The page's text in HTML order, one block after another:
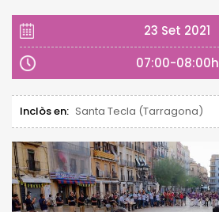
23 Set 2021
07:00-08:00h
Inclòs en: Santa Tecla (Tarragona)